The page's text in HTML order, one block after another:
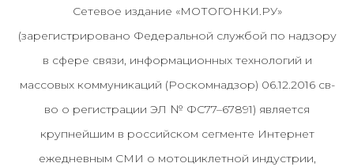
Сетевое издание «МОТОГОНКИ.РУ»
(зарегистрировано Федеральной службой по надзору
в сфере связи, информационных технологий и
массовых коммуникаций (Роскомнадзор) 06.12.2016 св-
во о регистрации ЭЛ № ФС77–67891) является
крупнейшим в российском сегменте Интернет
ежедневным СМИ о мотоциклетной индустрии,